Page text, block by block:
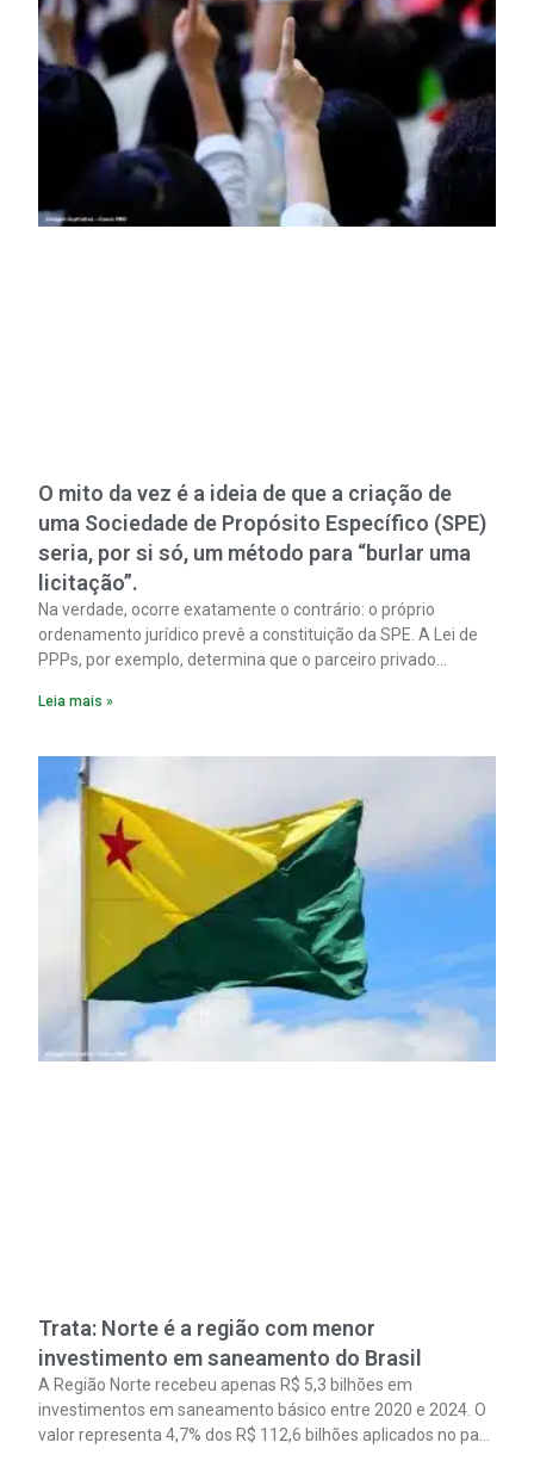
O mito da vez é a ideia de que a criação de
uma Sociedade de Propósito Específico (SPE)
seria, por si só, um método para “burlar uma
licitação”.
Na verdade, ocorre exatamente o contrário: o próprio
ordenamento jurídico prevê a constituição da SPE. A Lei de
PPPs, por exemplo, determina que o parceiro privado
empreendimento. Ou seja, a suposta “fraude à licitação” é
figura é facultativa e sujeita a uma escolha racional de
projeto a projeto.
Leia mais »
Trata: Norte é a região com menor
investimento em saneamento do Brasil
A Região Norte recebeu apenas R$ 5,3 bilhões em
investimentos em saneamento básico entre 2020 e 2024. O
valor representa 4,7% dos R$ 112,6 bilhões aplicados no país